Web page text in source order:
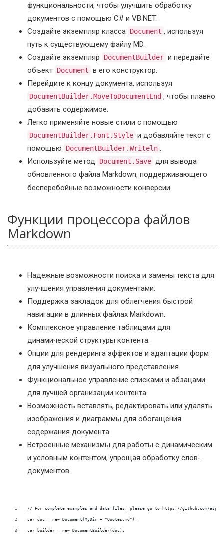
функциональности, чтобы улучшить обработку
документов с помощью C# и VB.NET.
Создайте экземпляр класса Document , используя
путь к существующему файлу MD.
Создайте экземпляр
DocumentBuilder и передайте
объект Document в его конструктор.
Перейдите к концу документа, используя
DocumentBuilder.MoveToDocumentEnd , чтобы плавно
добавить содержимое.
Легко применяйте новые стили с помощью
DocumentBuilder.Font.Style и добавляйте текст с
помощью
DocumentBuilder.Writeln .
Используйте метод
Document.Save для вывода
обновленного файла Markdown, поддерживающего
бесперебойные возможности конверсии.
Функции процессора файлов
Markdown
Надежные возможности поиска и замены текста для
улучшения управления документами.
Поддержка закладок для облегчения быстрой
навигации в длинных файлах Markdown.
Комплексное управление таблицами для
динамической структуры контента.
Опции для рендеринга эффектов и адаптации форм
для улучшения визуального представления.
Функциональное управление списками и абзацами
для лучшей организации контента.
Возможность вставлять, редактировать или удалять
изображения и диаграммы для обогащения
содержания документа.
Встроенные механизмы для работы с динамическим
и условным контентом, упрощая обработку слов-
документов.